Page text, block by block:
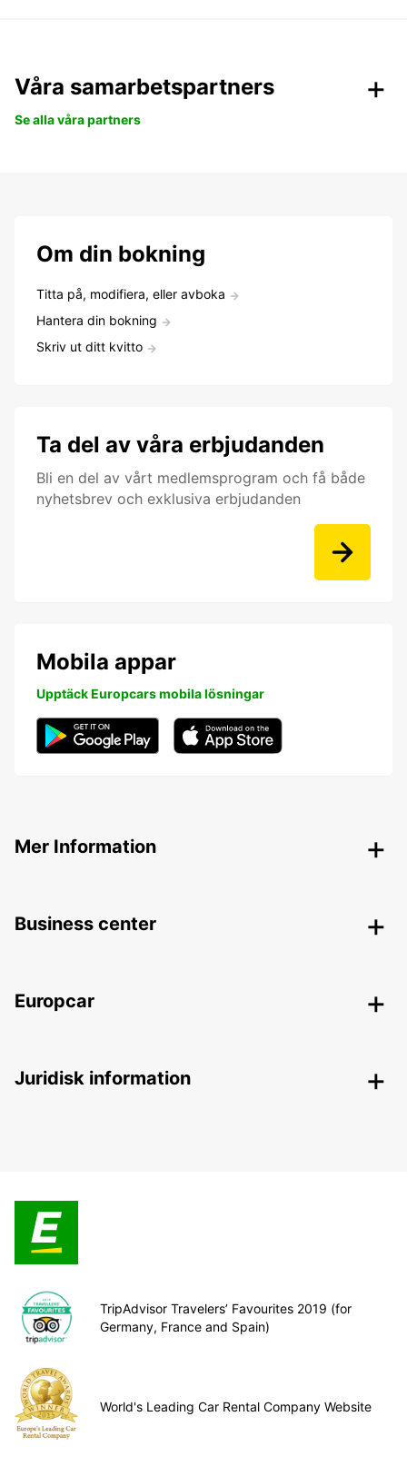
Våra samarbetspartners
Se alla våra partners
Om din bokning
Titta på, modifiera, eller avboka
Hantera din bokning
Skriv ut ditt kvitto
Ta del av våra erbjudanden
Bli en del av vårt medlemsprogram och få både
nyhetsbrev och exklusiva erbjudanden
Mobila appar
Upptäck Europcars mobila lösningar
Mer Information
Business center
Europcar
Juridisk information
TripAdvisor Travelers’ Favourites 2019 (for
Germany, France and Spain)
World's Leading Car Rental Company Website